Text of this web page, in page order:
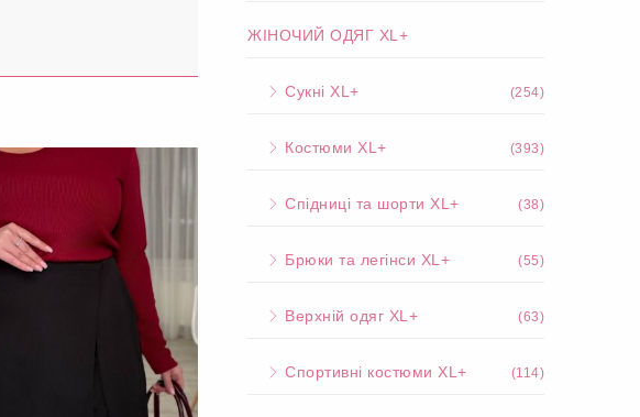
ЖІНОЧИЙ ОДЯГ XL+
Сукні XL+ (254)
Костюми XL+ (393)
Спідниці та шорти XL+ (38)
Брюки та легінси XL+ (55)
Верхній одяг XL+ (63)
Спортивні костюми XL+ (114)